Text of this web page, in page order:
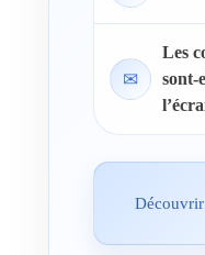
✉
Les
sont-